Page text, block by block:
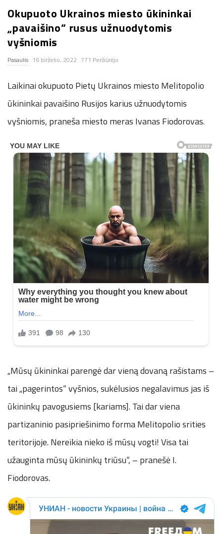
n
.
n
e
t
Okupuoto Ukrainos miesto ūkininkai
„pavaišino“ rusus užnuodytomis
vyšniomis
Pasaulis 16 birželio, 2022 771 Peržiūrėjo
Laikinai okupuoto Pietų Ukrainos miesto Melitopolio
ūkininkai pavaišino Rusijos karius užnuodytomis
vyšniomis, praneša miesto meras Ivanas Fiodorovas.
„Mūsų ūkininkai parengė dar vieną dovaną rašistams –
tai „pagerintos“ vyšnios, sukėlusios negalavimus jas iš
ūkininkų pavogusiems [kariams]. Tai dar viena
partizaninio pasipriešinimo forma Melitopolio srities
teritorijoje. Nereikia nieko iš mūsų vogti! Visa tai
užauginta mūsų ūkininkų triūsu“, – pranešė I.
Fiodorovas.